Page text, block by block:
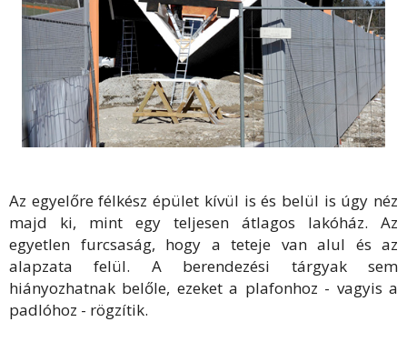
Az egyelőre félkész épület kívül is és belül is úgy néz
majd ki, mint egy teljesen átlagos lakóház. Az
egyetlen furcsaság, hogy a teteje van alul és az
alapzata felül. A berendezési tárgyak sem
hiányozhatnak belőle, ezeket a plafonhoz - vagyis a
padlóhoz - rögzítik.